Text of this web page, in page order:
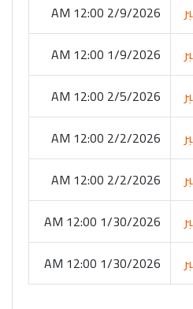
2/9/2026 12:00 AM
1/9/2026 12:00 AM
2/5/2026 12:00 AM
2/2/2026 12:00 AM
2/2/2026 12:00 AM
1/30/2026 12:00 AM
1/30/2026 12:00 AM